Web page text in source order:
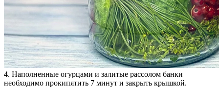
4. Наполненные огурцами и залитые рассолом банки
необходимо прокипятить 7 минут и закрыть крышкой.